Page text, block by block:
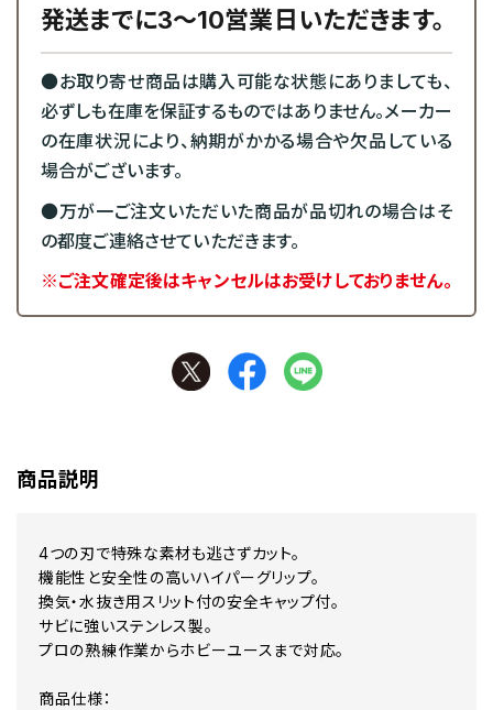
発送までに3～10営業日いただきます。
●お取り寄せ商品は購入可能な状態にありましても、
必ずしも在庫を保証するものではありません。メーカー
の在庫状況により、納期がかかる場合や欠品している
場合がございます。
●万が一ご注文いただいた商品が品切れの場合はそ
の都度ご連絡させていただきます。
※ご注文確定後はキャンセルはお受けしておりません。
商品説明
4つの刃で特殊な素材も逃さずカット。
機能性と安全性の高いハイパーグリップ。
換気・水抜き用スリット付の安全キャップ付。
サビに強いステンレス製。
プロの熟練作業からホビーユースまで対応。
商品仕様：